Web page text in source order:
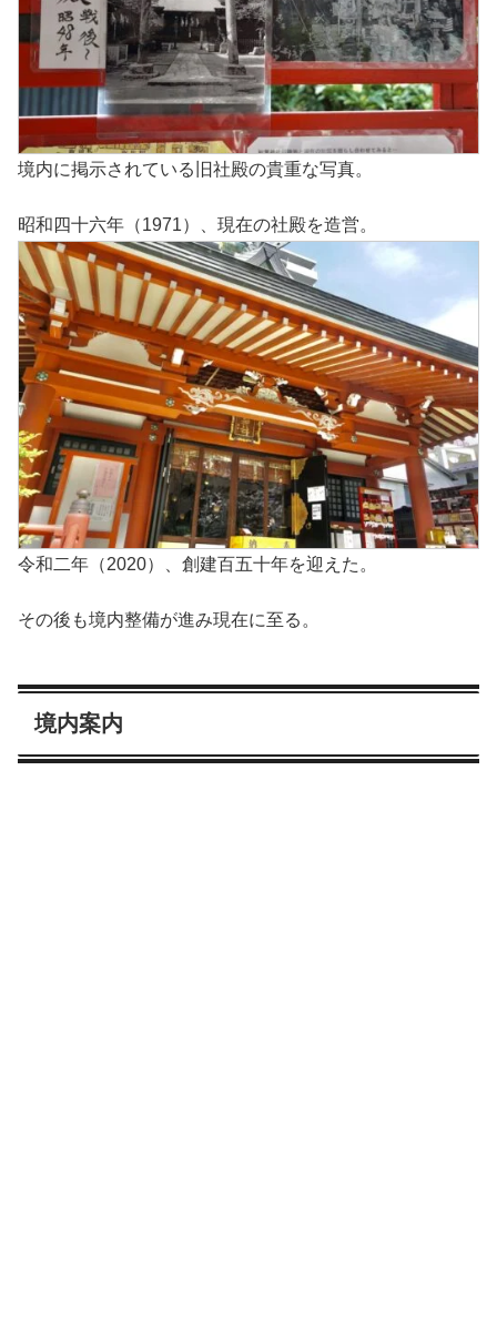
境内に掲示されている旧社殿の貴重な写真。
昭和四十六年（1971）、現在の社殿を造営。
令和二年（2020）、創建百五十年を迎えた。
その後も境内整備が進み現在に至る。
境内案内